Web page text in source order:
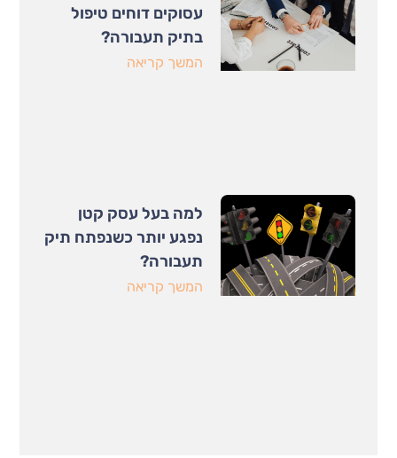
עסוקים דוחים טיפול
בתיק תעבורה?
המשך קריאה
למה בעל עסק קטן
נפגע יותר כשנפתח תיק
תעבורה?
המשך קריאה